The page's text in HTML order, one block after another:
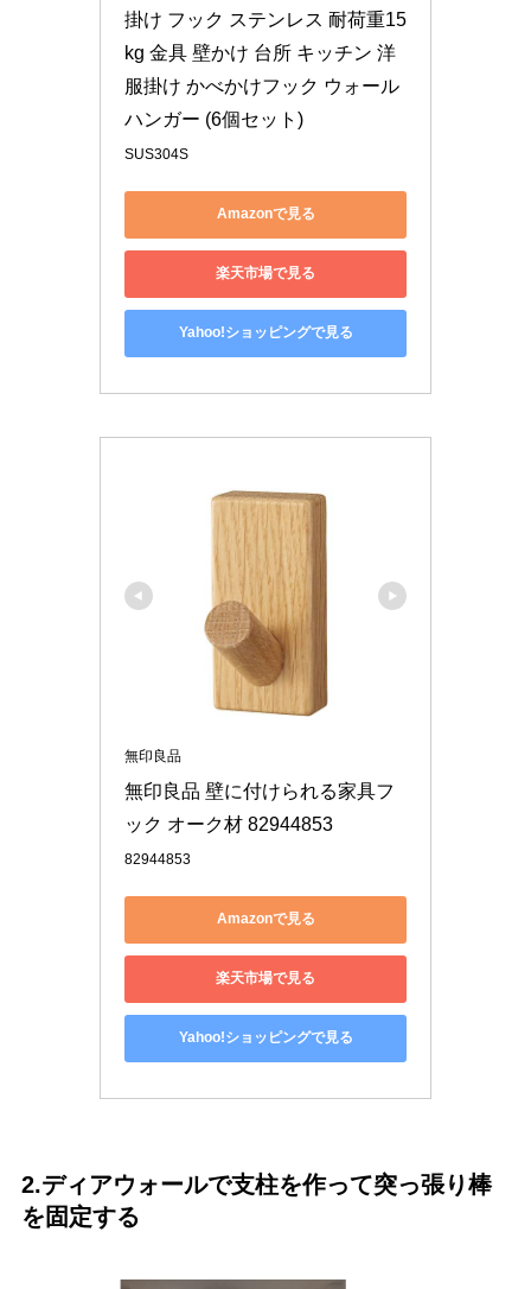
掛け フック ステンレス 耐荷重15
kg 金具 壁かけ 台所 キッチン 洋
服掛け かべかけフック ウォール
ハンガー (6個セット)
SUS304S
Amazonで見る
楽天市場で見る
Yahoo!ショッピングで見る
無印良品
無印良品 壁に付けられる家具フ
ック オーク材 82944853
82944853
Amazonで見る
楽天市場で見る
Yahoo!ショッピングで見る
2.ディアウォールで支柱を作って突っ張り棒
を固定する